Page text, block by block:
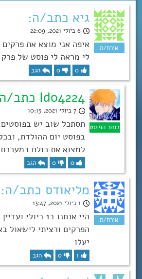
גיא כתב/ה:
6 ביולי 2021, 22:09
לי מראה לי פוסט של
0
0 הגב
Ido4224 כתב/ה:
7 ביולי 2021, 10:13
בפוסט יום ההולדת,
למצוא את כולם
0
0 הגב
מליאודס כתב/ה:
1 ביולי 2021, 13:47
היי אנחנו ב1 ביולי
הפרקים ורציתי לישאול
יעלו
1
0 הגב